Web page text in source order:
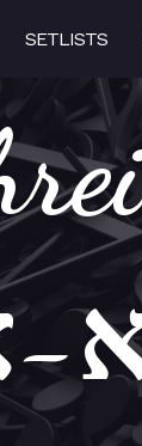
SETLISTS